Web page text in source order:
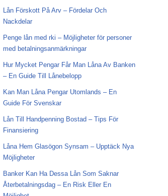
Lån Förskott På Arv – Fördelar Och
Nackdelar
Penge lån med rki – Möjligheter för personer
med betalningsanmärkningar
Hur Mycket Pengar Får Man Låna Av Banken
– En Guide Till Lånebelopp
Kan Man Låna Pengar Utomlands – En
Guide För Svenskar
Lån Till Handpenning Bostad – Tips För
Finansiering
Låna Hem Glasögon Synsam – Upptäck Nya
Möjligheter
Banker Kan Ha Dessa Lån Som Saknar
Återbetalningsdag – En Risk Eller En